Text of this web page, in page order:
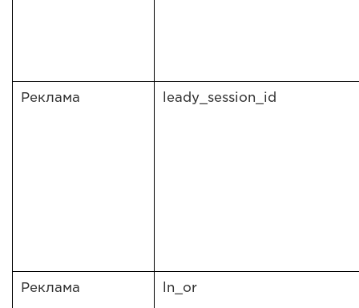
Реклама leady_session_id
Реклама ln_or